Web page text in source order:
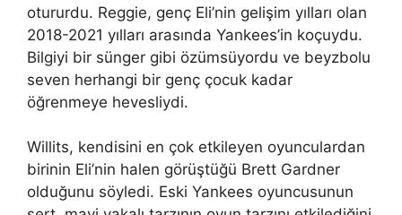
otururdu. Reggie, genç Eli’nin gelişim yılları olan
2018-2021 yılları arasında Yankees’in koçuydu.
Bilgiyi bir sünger gibi özümsüyordu ve beyzbolu
seven herhangi bir genç çocuk kadar
öğrenmeye hevesliydi.
Willits, kendisini en çok etkileyen oyunculardan
birinin Eli’nin halen görüştüğü Brett Gardner
olduğunu söyledi. Eski Yankees oyuncusunun